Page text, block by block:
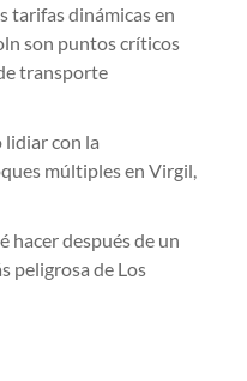
tarifas dinámicas en
son puntos críticos
transporte
lidiar con la
múltiples en Virgil,
hacer después de un
peligrosa de Los